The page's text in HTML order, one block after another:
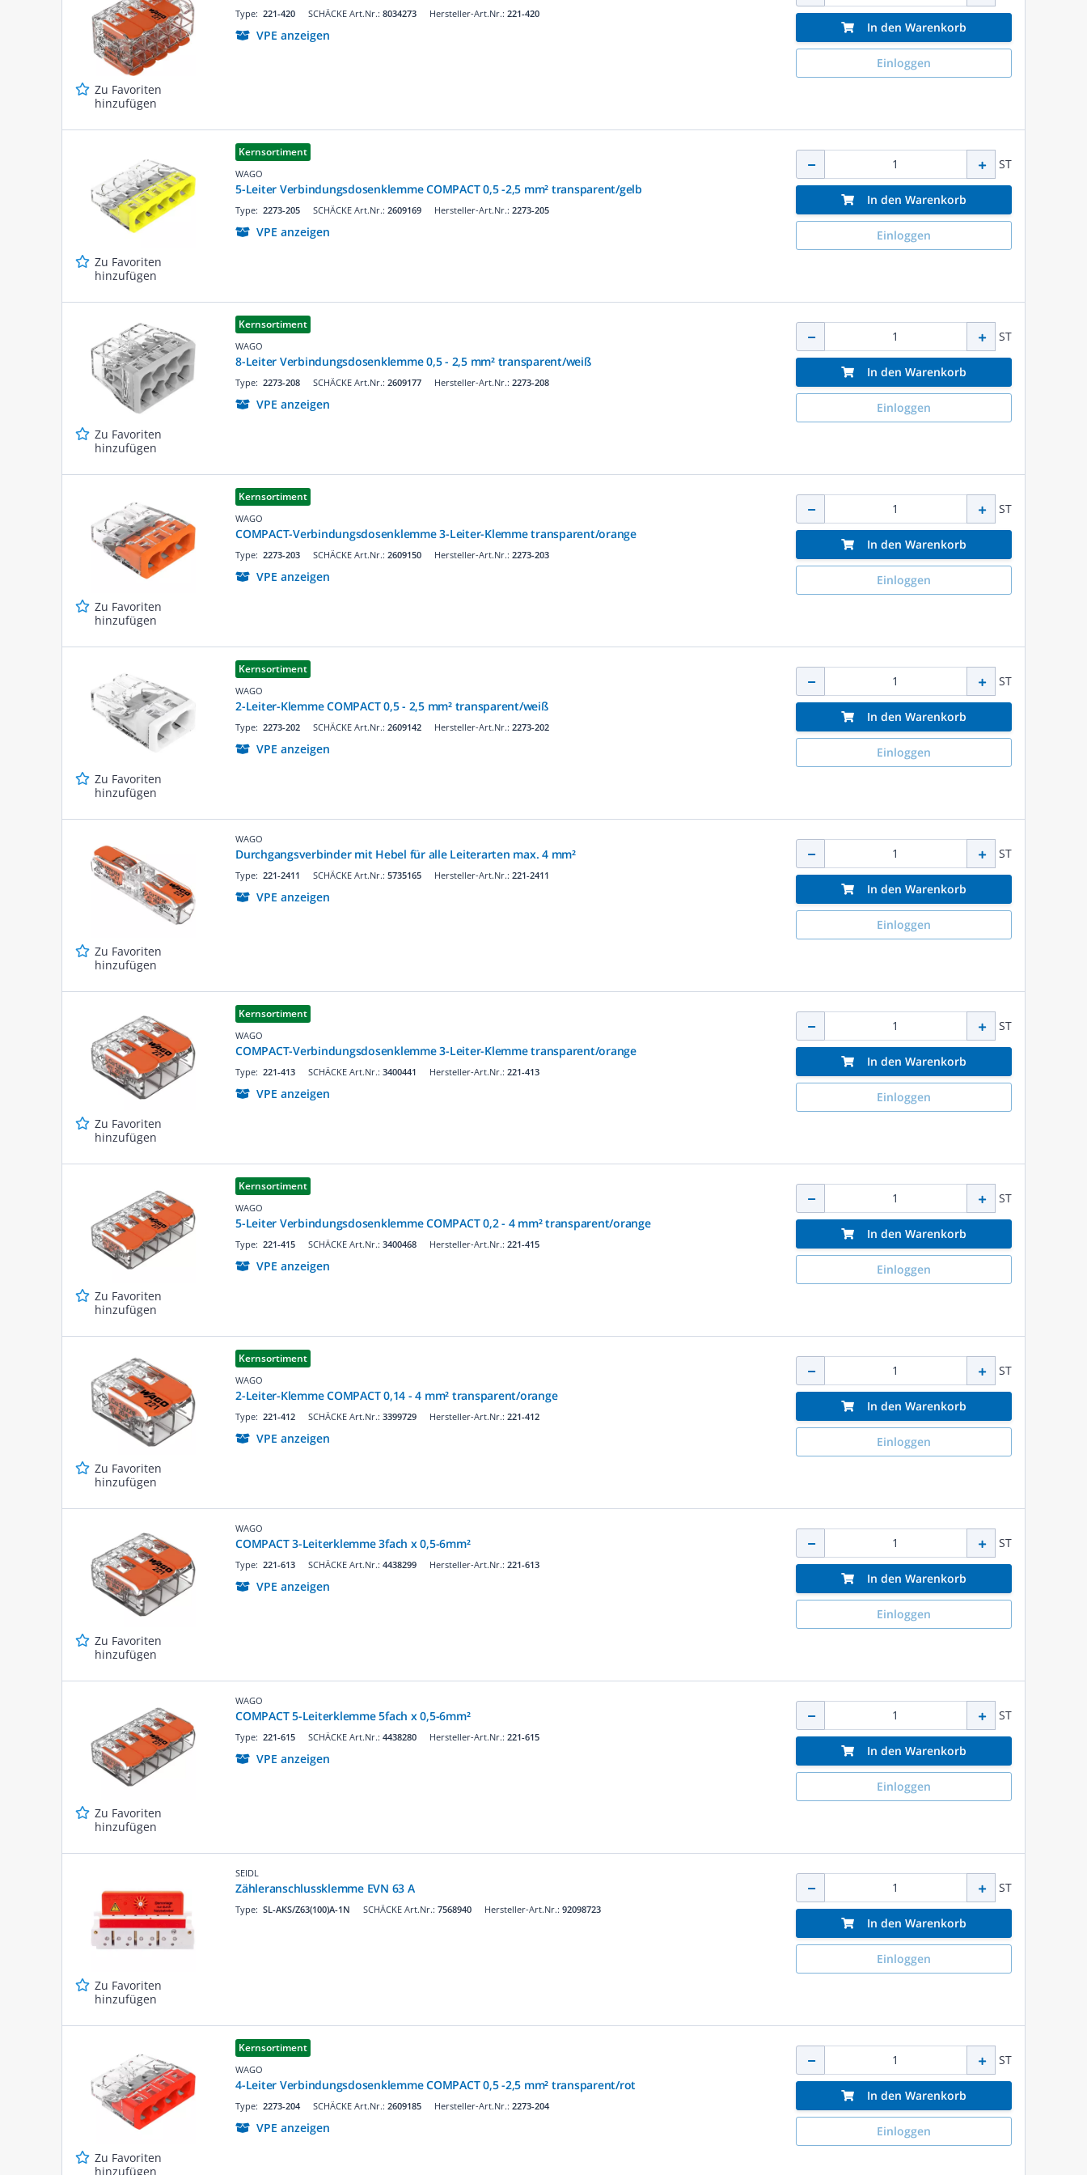
Zu Favoriten
hinzufügen
SCHÄCKE Art.Nr.: 8034273
Type: 221-420 Hersteller-Art.Nr.: 221-420
VPE anzeigen
In den Warenkorb
Einloggen
Zu Favoriten
hinzufügen
Kernsortiment
WAGO
5-Leiter Verbindungsdosenklemme COMPACT 0,5 -2,5 mm² transparent/gelb
SCHÄCKE Art.Nr.: 2609169
Type: 2273-205 Hersteller-Art.Nr.: 2273-205
VPE anzeigen
ST
In den Warenkorb
Einloggen
Zu Favoriten
hinzufügen
Kernsortiment
WAGO
8-Leiter Verbindungsdosenklemme 0,5 - 2,5 mm² transparent/weiß
SCHÄCKE Art.Nr.: 2609177
Type: 2273-208 Hersteller-Art.Nr.: 2273-208
VPE anzeigen
ST
In den Warenkorb
Einloggen
Zu Favoriten
hinzufügen
Kernsortiment
WAGO
COMPACT-Verbindungsdosenklemme 3-Leiter-Klemme transparent/orange
SCHÄCKE Art.Nr.: 2609150
Type: 2273-203 Hersteller-Art.Nr.: 2273-203
VPE anzeigen
ST
In den Warenkorb
Einloggen
Zu Favoriten
hinzufügen
Kernsortiment
WAGO
2-Leiter-Klemme COMPACT 0,5 - 2,5 mm² transparent/weiß
SCHÄCKE Art.Nr.: 2609142
Type: 2273-202 Hersteller-Art.Nr.: 2273-202
VPE anzeigen
ST
In den Warenkorb
Einloggen
Zu Favoriten
hinzufügen
WAGO
Durchgangsverbinder mit Hebel für alle Leiterarten max. 4 mm²
SCHÄCKE Art.Nr.: 5735165
Type: 221-2411 Hersteller-Art.Nr.: 221-2411
VPE anzeigen
ST
In den Warenkorb
Einloggen
Zu Favoriten
hinzufügen
Kernsortiment
WAGO
COMPACT-Verbindungsdosenklemme 3-Leiter-Klemme transparent/orange
SCHÄCKE Art.Nr.: 3400441
Type: 221-413 Hersteller-Art.Nr.: 221-413
VPE anzeigen
ST
In den Warenkorb
Einloggen
Zu Favoriten
hinzufügen
Kernsortiment
WAGO
5-Leiter Verbindungsdosenklemme COMPACT 0,2 - 4 mm² transparent/orange
SCHÄCKE Art.Nr.: 3400468
Type: 221-415 Hersteller-Art.Nr.: 221-415
VPE anzeigen
ST
In den Warenkorb
Einloggen
Zu Favoriten
hinzufügen
Kernsortiment
WAGO
2-Leiter-Klemme COMPACT 0,14 - 4 mm² transparent/orange
SCHÄCKE Art.Nr.: 3399729
Type: 221-412 Hersteller-Art.Nr.: 221-412
VPE anzeigen
ST
In den Warenkorb
Einloggen
Zu Favoriten
hinzufügen
WAGO
COMPACT 3-Leiterklemme 3fach x 0,5-6mm²
SCHÄCKE Art.Nr.: 4438299
Type: 221-613 Hersteller-Art.Nr.: 221-613
VPE anzeigen
ST
In den Warenkorb
Einloggen
Zu Favoriten
hinzufügen
WAGO
COMPACT 5-Leiterklemme 5fach x 0,5-6mm²
SCHÄCKE Art.Nr.: 4438280
Type: 221-615 Hersteller-Art.Nr.: 221-615
VPE anzeigen
ST
In den Warenkorb
Einloggen
Zu Favoriten
hinzufügen
SEIDL
Zähleranschlussklemme EVN 63 A
SCHÄCKE Art.Nr.: 7568940
Type: SL-AKS/Z63(100)A-1N Hersteller-Art.Nr.: 92098723
ST
In den Warenkorb
Einloggen
Zu Favoriten
hinzufügen
Kernsortiment
WAGO
4-Leiter Verbindungsdosenklemme COMPACT 0,5 -2,5 mm² transparent/rot
SCHÄCKE Art.Nr.: 2609185
Type: 2273-204 Hersteller-Art.Nr.: 2273-204
VPE anzeigen
ST
In den Warenkorb
Einloggen